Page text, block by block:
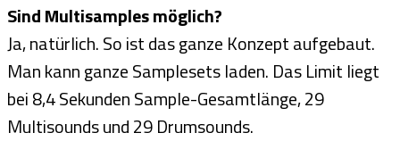
Sind Multisamples möglich?
Ja, natürlich. So ist das ganze Konzept aufgebaut.
Man kann ganze Samplesets laden. Das Limit liegt
bei 8,4 Sekunden Sample-Gesamtlänge, 29
Multisounds und 29 Drumsounds.